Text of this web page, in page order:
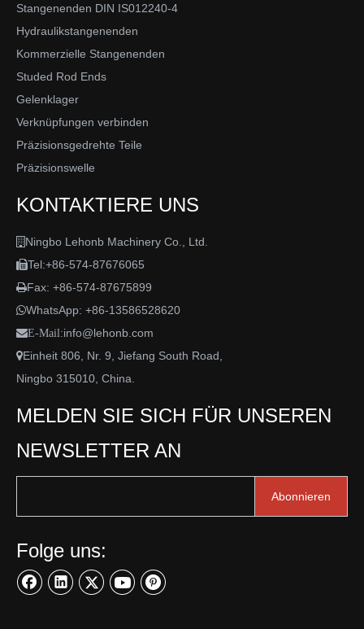
Stangenenden DIN IS012240-4
Hydraulikstangenenden
Kommerzielle Stangenenden
Studed Rod Ends
Gelenklager
Verknüpfungen verbinden
Präzisionsgedrehte Teile
Präzisionswelle
KONTAKTIERE UNS
 Ningbo Lehonb Machinery Co., Ltd.
Tel:+86-574-87676065
Fax: +86-574-87675899
WhatsApp: +86-13586528620
E-Mail:info@lehonb.com
Einheit 806, Nr. 9, Jiefang South Road,
Ningbo 315010, China.
MELDEN SIE SICH FÜR UNSEREN
NEWSLETTER AN
Abonnieren
Folge uns: